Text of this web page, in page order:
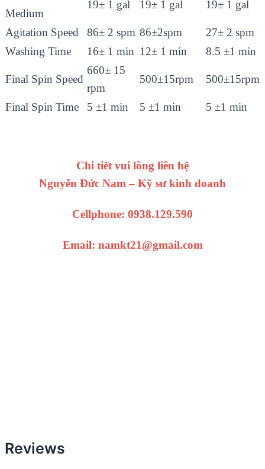
Medium
19± 1 gal 19± 1 gal 19± 1 gal
Agitation Speed 86± 2 spm 86±2spm
27± 2 spm
Washing Time
16± 1 min 12± 1 min 8.5 ±1 min
Final Spin Speed
660± 15
rpm
500±15rpm 500±15rpm
Final Spin Time 5 ±1 min 5 ±1 min 5 ±1 min
Chi tiết vui lòng liên hệ
Nguyễn Đức Nam – Kỹ sư kinh doanh
Cellphone: 0938.129.590
Email: namkt21@gmail.com
Reviews